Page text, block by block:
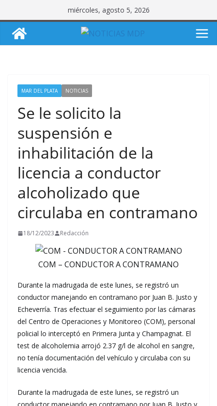
al
contenido
miércoles, agosto 5, 2026
MAR DEL PLATA NOTICIAS
Se le solicito la
suspensión e
inhabilitación de la
licencia a conductor
alcoholizado que
circulaba en contramano
18/12/2023 Redacción
COM – CONDUCTOR A CONTRAMANO
Durante la madrugada de este lunes, se registró un
conductor manejando en contramano por Juan B. Justo y
Echeverría. Tras efectuar el seguimiento por las cámaras
del Centro de Operaciones y Monitoreo (COM), personal
policial lo interceptó en Primera Junta y Champagnat. El
test de alcoholemia arrojó 2.37 g/l de alcohol en sangre,
no tenía documentación del vehículo y circulaba con su
licencia vencida.
Durante la madrugada de este lunes, se registró un